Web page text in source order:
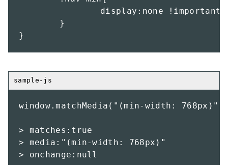
}
window.matchMedia("(min-width:
> matches:true
> media:"(min-width: 768px)"
> onchange:null